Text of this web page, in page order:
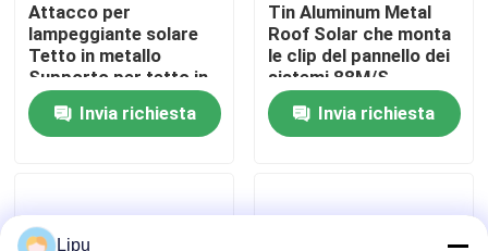
Controllo di qualità
Contattici
pv solare che monta i sistemi
Attacco per
lampeggiante solare
Tetto in metallo
Supporto per tetto in
latta solare
fotovoltaicoInvia richiesta
Tin Aluminum Metal
Roof Solar che monta
le clip del pannello dei
sistemi 88M/S
Invia richiesta
Lipu